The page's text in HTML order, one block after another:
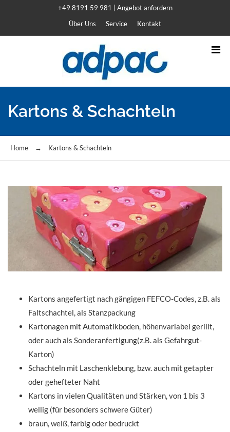
+49 8191 59 981
Angebot anfordern
Über Uns
Service Kontakt
Kartons & Schachteln
Home → Kartons & Schachteln
Kartons angefertigt nach gängigen FEFCO-Codes, z.B. als
Faltschachtel, als Stanzpackung
Kartonagen mit Automatikboden, höhenvariabel gerillt,
oder auch als Sonderanfertigung(z.B. als Gefahrgut-
Karton)
Schachteln mit Laschenklebung, bzw. auch mit getapter
oder gehefteter Naht
Kartons in vielen Qualitäten und Stärken, von 1 bis 3
wellig (für besonders schwere Güter)
braun, weiß, farbig oder bedruckt